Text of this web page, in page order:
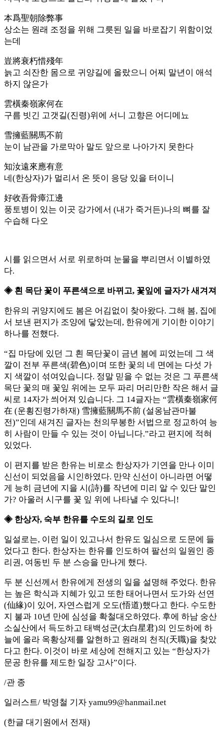
本爲聖朝除弊事
상소는 원래 조정을 위해 그릇된 일을 바로잡기 위함이었
는데
豈將衰朽惜殘年
늙고 쇠잔한 몸으로 귀양길에 올랐으니 어찌 말년이 애석
하지 않은가
雲橫秦嶺家何在
구름 빗긴 고갯길(진령)위에 서니 고향은 어디메뇨
雪擁藍關馬不前
눈이 남관을 가로막아 말도 앞으로 나아가지 못한다
知汝遠來應有意
네(한상자)가 멀리서 온 뜻이 응당 있을 터이니
好收吾骨瘴江邊
풍토병이 있는 이곳 강가에서 (내가 죽거든)나의 뼈를 잘
수습해 다오
시를 읽으면서 서로 위로하며 눈물을 뿌리면서 이별하였
다.
◈ 흰 목단 꽃이 푸른색으로 바뀌고, 꽃잎에 글자가 새겨져
한유의 귀양지에도 봄은 어김없이 찾아왔다. 그해 봄, 집에
서 보낸 편지가 조양에 닿았는데, 한유에게 기이한 이야기
하나를 전했다.
“집 마당에 있던 그 흰 목단꽃이 금년 봄에 피었는데 그 색
깔이 전부 푸른색(碧色)이며 또한 꽃의 네 면에는 다섯 가
지 색깔이 섞여있습니다. 정말 믿을 수 없는 것은 그 푸른색
목단 꽃의 매 꽃잎 위에는 모두 파리 머리만한 작은 해서 글
씨로 14자가 씌어져 있습니다. 그 14글자는 “雲橫秦嶺家何
在 (운횡진령가하재) 雪擁藍關馬不前 (설옹남관마불
전)”인데 새겨진 글자는 천의무봉한 서법으로 정교하여 능
히 사람이 만들 수 있는 것이 아닙니다.”라고 편지에 적혀
있었다.
이 편지를 받은 한유는 비로소 한상자가 기연을 만나 이미
신선이 되었음을 시인하였다. 만약 신선이 아니라면 어떻
게 능히 금년에 지을 시(詩)를 작년에 미리 알 수 있단 말인
가? 아울러 시구를 꽃 잎 위에 나타낼 수 있다니!
◈ 한상자, 숙부 한유를 수도의 길로 인도
일설로는, 이런 일이 있고나서 한유도 일심으로 도문에 들
었다고 한다. 한상자는 한유를 인도하여 팔선의 일원인 종
리권, 여동빈 두 분 스승을 만나게 했다.
두 분 신선께서 한유에게 전생의 일을 설명해 주었다. 한유
는 높은 학식과 지혜가 있고 또한 태어나면서 도가와 선연
(仙緣)이 있어, 자연스럽게 오도(悟道)했다고 한다. 수도한
지 불과 10년 만에 심성을 확철대오하였다. 후에 하남 숭산
소실산에서 득도하고 태백성군(太白星君)의 인도하에 하
늘에 올라 옥황상제를 알현하고 원래의 천직(天職)을 찾았
다고 한다. 이것이 바로 세상에 전해지고 있는 “한상자가
문공 한유를 제도한 일장 고사”이다.
/관 종
일러스트/ 박영철 기자 yamu99@hanmail.net
(한글 대기원에서 전재)